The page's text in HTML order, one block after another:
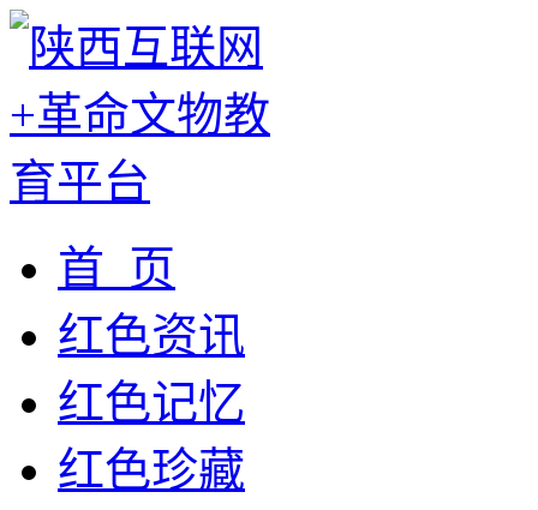
首 页
红色资讯
红色记忆
红色珍藏